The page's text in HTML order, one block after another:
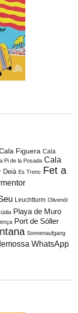
Figuera Cala
Pi de la Posada Cala
Deià Es Trenc Fet a
Leuchtturm Olivenöl
Playa de Muro
Port de Sóller
Sonnenaufgang
WhatsApp